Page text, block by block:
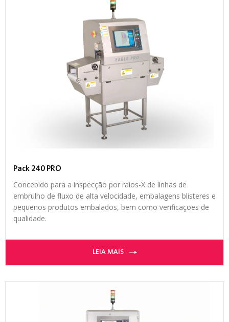
Pack 240 PRO
Concebido para a inspecção por raios-X de linhas de
embrulho de fluxo de alta velocidade, embalagens blisteres e
pequenos produtos embalados, bem como verificações de
qualidade.
LEIA MAIS